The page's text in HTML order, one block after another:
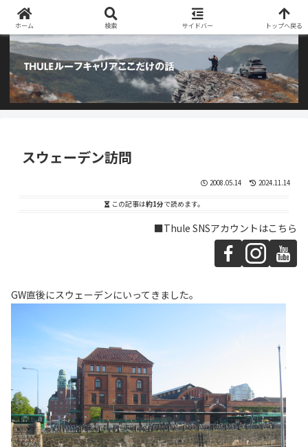
阿部商会取り扱いのTHULEルーフキャリアとアウトドア用品のブログです
スウェーデン訪問
2008.05.14 2024.11.14
この記事は約1分で読めます。
■Thule SNSアカウントはこちら
GW直後にスウェーデンにいってきました。
ホーム 検索 サイドバー トップへ戻る